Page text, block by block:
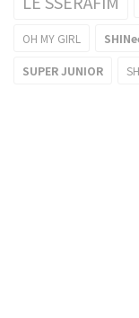
OH MY GIRL
SUPER JUNIOR